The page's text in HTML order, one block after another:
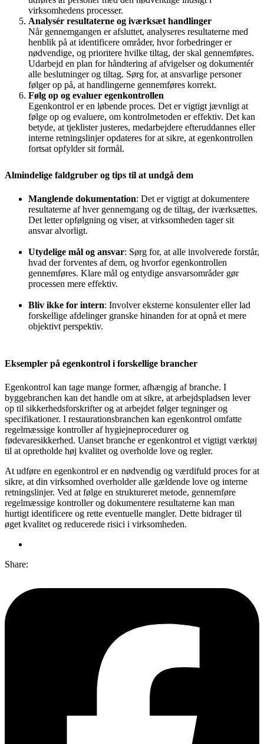
virksomhedens processer.
Analysér resultaterne og iværksæt handlinger
Når gennemgangen er afsluttet, analyseres resultaterne med
henblik på at identificere områder, hvor forbedringer er
nødvendige, og prioritere hvilke tiltag, der skal gennemføres.
Udarbejd en plan for håndtering af afvigelser og dokumentér
alle beslutninger og tiltag. Sørg for, at ansvarlige personer
følger op på, at handlingerne gennemføres korrekt.
Følg op og evaluer egenkontrollen
Egenkontrol er en løbende proces. Det er vigtigt jævnligt at
følge op og evaluere, om kontrolmetoden er effektiv. Det kan
betyde, at tjeklister justeres, medarbejdere efteruddannes eller
interne retningslinjer opdateres for at sikre, at egenkontrollen
fortsat opfylder sit formål.
Almindelige faldgruber og tips til at undgå dem
Manglende dokumentation: Det er vigtigt at dokumentere
resultaterne af hver gennemgang og de tiltag, der iværksættes.
Det letter opfølgning og viser, at virksomheden tager sit
ansvar alvorligt.
Utydelige mål og ansvar: Sørg for, at alle involverede forstår,
hvad der forventes af dem, og hvorfor egenkontrollen
gennemføres. Klare mål og entydige ansvarsområder gør
processen mere effektiv.
Bliv ikke for intern: Involver eksterne konsulenter eller lad
forskellige afdelinger granske hinanden for at opnå et mere
objektivt perspektiv.
Eksempler på egenkontrol i forskellige brancher
Egenkontrol kan tage mange former, afhængig af branche. I
byggebranchen kan det handle om at sikre, at arbejdspladsen lever
op til sikkerhedsforskrifter og at arbejdet følger tegninger og
specifikationer. I restaurationsbranchen kan egenkontrol omfatte
regelmæssige kontroller af hygiejneprocedurer og
fødevaresikkerhed. Uanset branche er egenkontrol et vigtigt værktøj
til at opretholde høj kvalitet og overholde love og regler.
At udføre en egenkontrol er en nødvendig og værdifuld proces for at
sikre, at din virksomhed overholder alle gældende love og interne
retningslinjer. Ved at følge en struktureret metode, gennemføre
regelmæssige kontroller og dokumentere resultaterne kan man
hurtigt identificere og rette eventuelle mangler. Dette bidrager til
øget kvalitet og reducerede risici i virksomheden.
Share: